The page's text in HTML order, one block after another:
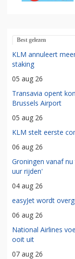
Best gelezen
KLM annuleert
staking
05 aug 26
Transavia opent
Brussels Airport
05 aug 26
KLM stelt eerste
06 aug 26
Groningen vanaf
uur rijden'
04 aug 26
easyJet wordt
06 aug 26
National Airlines
ooit uit
07 aug 26